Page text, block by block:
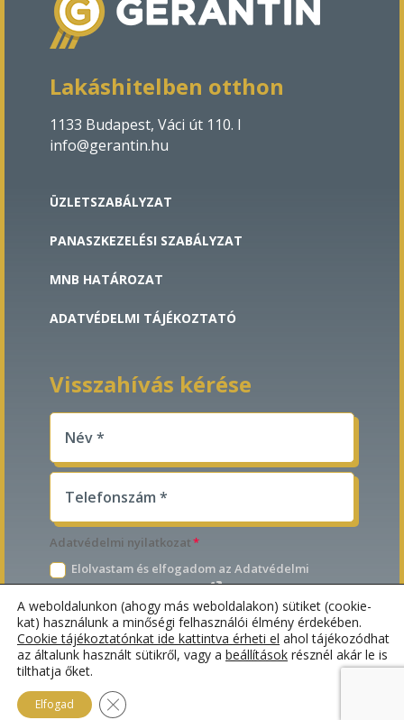
Lakáshitelben otthon
1133 Budapest, Váci út 110. Ι
info@gerantin.hu
ÜZLETSZABÁLYZAT
PANASZKEZELÉSI SZABÁLYZAT
MNB HATÁROZAT
ADATVÉDELMI TÁJÉKOZTATÓ
Visszahívás kérése
Adatvédelmi nyilatkozat
Elolvastam és elfogadom az Adatvédelmi
tájékoztatóban foglaltakat.
Küldés
A weboldalunkon (ahogy más weboldalakon) sütiket (cookie-
kat) használunk a minőségi felhasználói élmény érdekében.
Cookie tájékoztatónkat ide kattintva érheti el ahol tájékozódhat
az általunk használt sütikről, vagy a beállítások résznél akár le is
tilthatja őket.
Elfogad Close GDPR Cookie Banner